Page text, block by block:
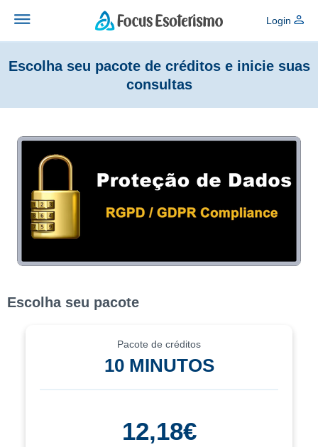
Login
Escolha seu pacote de créditos e inicie suas
consultas
Escolha seu pacote
Pacote de créditos
10 MINUTOS
12,18€